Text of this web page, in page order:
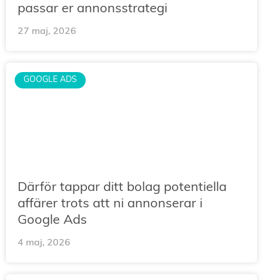
passar er annonsstrategi
27 maj, 2026
GOOGLE ADS
Därför tappar ditt bolag potentiella
affärer trots att ni annonserar i
Google Ads
4 maj, 2026